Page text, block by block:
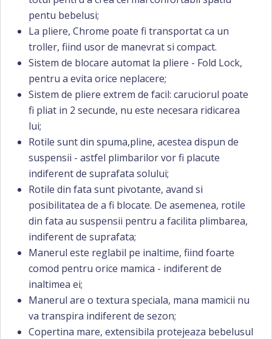
pentu bebelusi;
La pliere, Chrome poate fi transportat ca un
troller, fiind usor de manevrat si compact.
Sistem de blocare automat la pliere - Fold Lock,
pentru a evita orice neplacere;
Sistem de pliere extrem de facil: caruciorul poate
fi pliat in 2 secunde, nu este necesara ridicarea
lui;
Rotile sunt din spuma,pline, acestea dispun de
suspensii - astfel plimbarilor vor fi placute
indiferent de suprafata solului;
Rotile din fata sunt pivotante, avand si
posibilitatea de a fi blocate. De asemenea, rotile
din fata au suspensii pentru a facilita plimbarea,
indiferent de suprafata;
Manerul este reglabil pe inaltime, fiind foarte
comod pentru orice mamica - indiferent de
inaltimea ei;
Manerul are o textura speciala, mana mamicii nu
va transpira indiferent de sezon;
Copertina mare, extensibila protejeaza bebelusul